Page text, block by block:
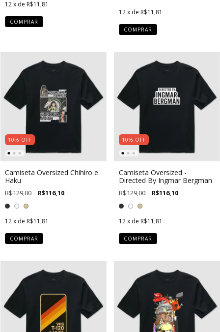
12x de R$11,81
COMPRAR
12 x de R$11,81
COMPRAR
10% OFF
Camiseta Oversized Chihiro e
Haku
R$129,00 R$116,10
12x de R$11,81
COMPRAR
10% OFF
Camiseta Oversized -
Directed By Ingmar Bergman
R$129,00 R$116,10
12 x de R$11,81
COMPRAR